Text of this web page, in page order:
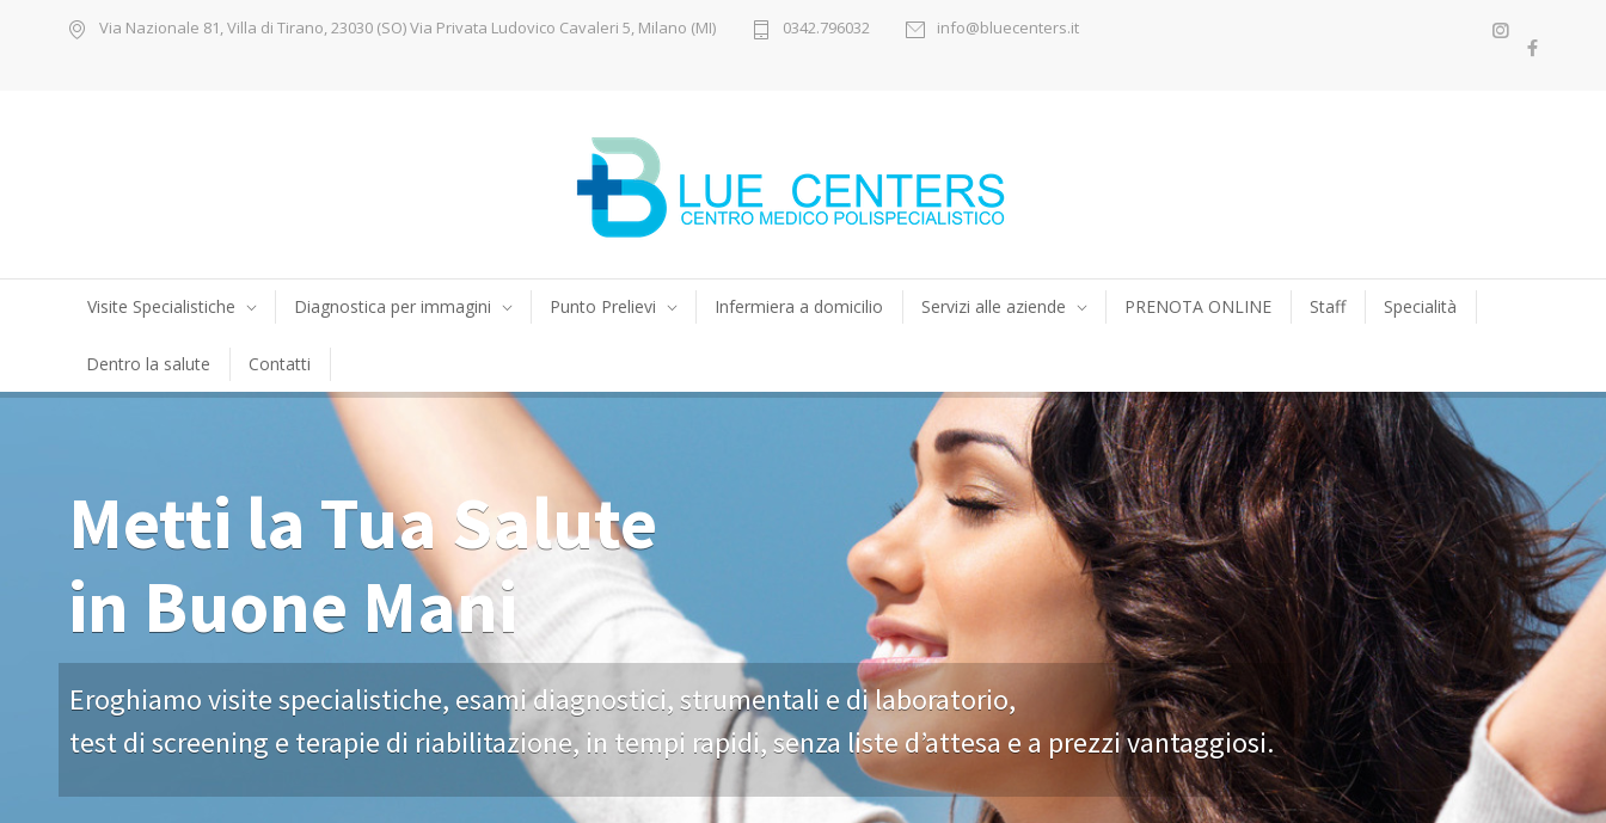
Via Nazionale 81, Villa di Tirano, 23030 (SO) Via Privata Ludovico Cavaleri 5, Milano (MI) 0342.796032 info@bluecenters.it
Visite Specialistiche Diagnostica per immagini Punto Prelievi Infermiera a domicilio Servizi alle aziende PRENOTA ONLINE Staff Specialità
Dentro la salute Contatti
Eroghiamo visite specialistiche, esami diagnostici, strumentali e di laboratorio,
test di screening e terapie di riabilitazione, in tempi rapidi, senza liste d’attesa e a prezzi vantaggiosi.
Metti la Tua Salute
in Buone Mani